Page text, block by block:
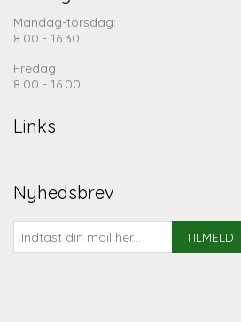
Mandag-torsdag:
8.00 - 16.30
Fredag
8.00 - 16.00
Links
Nyhedsbrev
TILMELD